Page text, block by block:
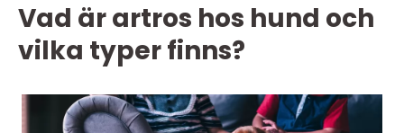
Vad är artros hos hund och
vilka typer finns?